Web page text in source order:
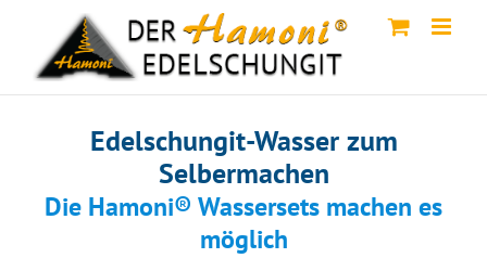
content
Edelschungit-Wasser zum
Selbermachen
Die Hamoni® Wassersets machen es
möglich